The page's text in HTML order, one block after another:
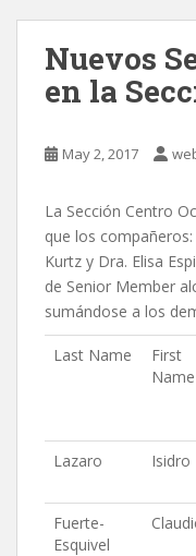
Nuevos
en la
May 2, 2017
La Sección Centro
que los
Kurtz y Dra. Elisa
de Senior Member
sumándose a los
Last Name
First
Name
Lazaro Isidro
Fuerte-
Esquivel